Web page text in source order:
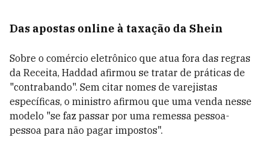
Das apostas online à taxação da Shein
Sobre o comércio eletrônico que atua fora das regras
da Receita, Haddad afirmou se tratar de práticas de
"contrabando". Sem citar nomes de varejistas
específicas, o ministro afirmou que uma venda nesse
modelo "se faz passar por uma remessa pessoa-
pessoa para não pagar impostos".